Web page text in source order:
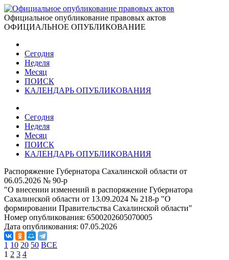
Официальное опубликование правовых актов
ОФИЦИАЛЬНОЕ ОПУБЛИКОВАНИЕ
Сегодня
Неделя
Месяц
ПОИСК
КАЛЕНДАРЬ ОПУБЛИКОВАНИЯ
Сегодня
Неделя
Месяц
ПОИСК
КАЛЕНДАРЬ ОПУБЛИКОВАНИЯ
Распоряжение Губернатора Сахалинской области от
06.05.2026 № 90-р
"О внесении изменений в распоряжение Губернатора
Сахалинской области от 13.09.2024 № 218-р "О
формировании Правительства Сахалинской области"
Номер опубликования: 6500202605070005
Дата опубликования: 07.05.2026
1 10 20 50 ВСЕ
1 2 3 4